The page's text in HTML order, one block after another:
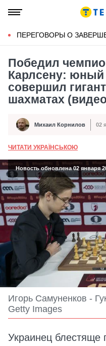
ПЕРЕГОВОРЫ О
Победил
Карлсену: юный
совершил
шахматах
Автор Михаил Корнилов
Дата публикации 02
ЧИТАТИ УКРАЇНСЬКОЮ
Новость обновлена 02 января
Игорь Самуненков -
Getty Images
Украинец блестяще